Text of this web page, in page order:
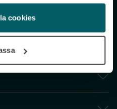
samtliga cookies medan du
användningen av
samtycke när som helst.
cookies